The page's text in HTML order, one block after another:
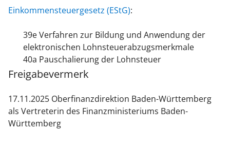
Einkommensteuergesetz (EStG):
39e Verfahren zur Bildung und Anwendung der
elektronischen Lohnsteuerabzugsmerkmale
40a Pauschalierung der Lohnsteuer
Freigabevermerk
17.11.2025 Oberfinanzdirektion Baden-Württemberg
als Vertreterin des Finanzministeriums Baden-
Württemberg